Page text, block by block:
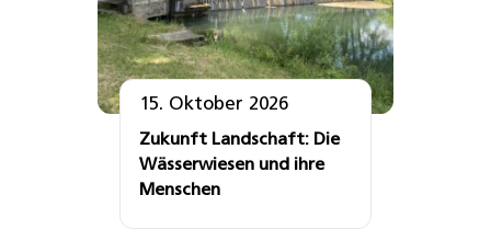
15. Oktober 2026
Zukunft Landschaft: Die
Wässerwiesen und ihre
Menschen